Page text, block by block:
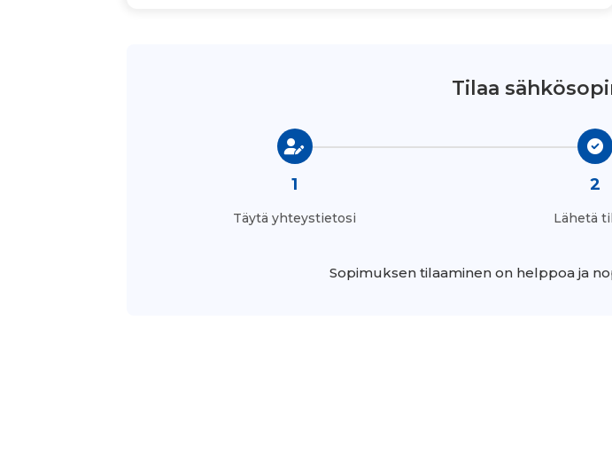
Tilaa
1
Täytä yhteystietosi
2
Lähetä
Sopimuksen tilaaminen on helppoa ja